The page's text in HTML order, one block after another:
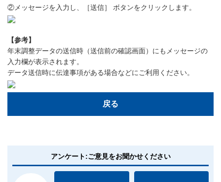
②メッセージを入力し、［送信］ ボタンをクリックします。
【参考】
年末調整データの送信時（送信前の確認画面）にもメッセージの
入力欄が表示されます。
データ送信時に伝達事項がある場合などにご利用ください。
戻る
アンケート:ご意見をお聞かせください